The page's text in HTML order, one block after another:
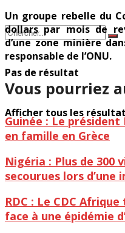
Pas de résultat
Afficher tous les
Un groupe rebelle du
dollars par mois de
d’une zone minière
responsable de l’ONU.
Vous pourriez
Guinée : Le président
en famille en Grèce
Nigéria : Plus de 300
secourues lors
RDC : Le CDC
face à une épidémie